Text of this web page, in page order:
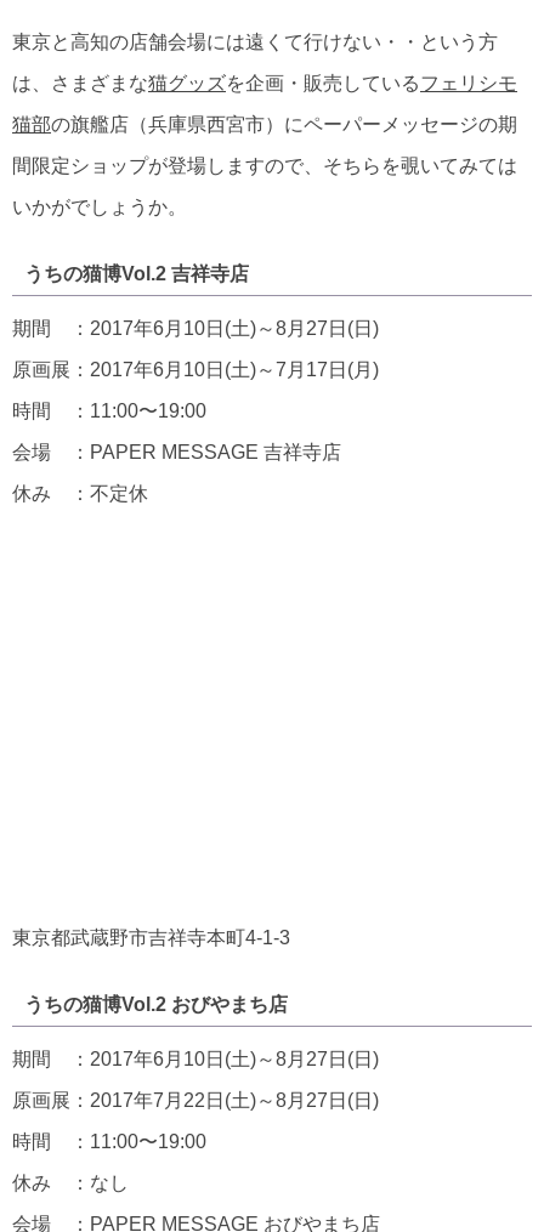
東京と高知の店舗会場には遠くて行けない・・という方
は、さまざまな猫グッズを企画・販売しているフェリシモ
猫部の旗艦店（兵庫県西宮市）にペーパーメッセージの期
間限定ショップが登場しますので、そちらを覗いてみては
いかがでしょうか。
うちの猫博Vol.2 吉祥寺店
期間 ：2017年6月10日(土)～8月27日(日)
原画展：2017年6月10日(土)～7月17日(月)
時間 ：11:00〜19:00
会場 ：PAPER MESSAGE 吉祥寺店
休み ：不定休
東京都武蔵野市吉祥寺本町4-1-3
うちの猫博Vol.2 おびやまち店
期間 ：2017年6月10日(土)～8月27日(日)
原画展：2017年7月22日(土)～8月27日(日)
時間 ：11:00〜19:00
休み ：なし
会場 ：PAPER MESSAGE おびやまち店